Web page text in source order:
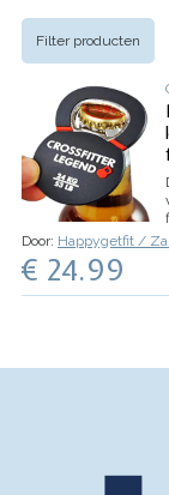
Filter producten
Door: Happygetfit /
€ 24.99